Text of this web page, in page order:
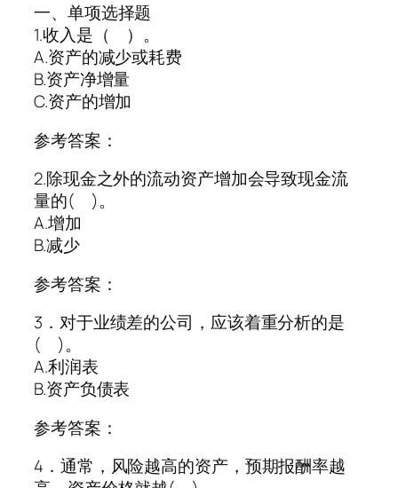
一、单项选择题
1.收入是（ ）。
A.资产的减少或耗费
B.资产净增量
C.资产的增加
参考答案：
2.除现金之外的流动资产增加会导致现金流
量的( )。
A.增加
B.减少
参考答案：
3．对于业绩差的公司，应该着重分析的是
( )。
A.利润表
B.资产负债表
参考答案：
4．通常，风险越高的资产，预期报酬率越